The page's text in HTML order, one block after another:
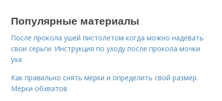
Популярные материалы
После прокола ушей пистолетом когда можно надевать
свои серьги. Инструкция по уходу после прокола мочки
уха
Как правильно снять мерки и определить свой размер.
Мерки обхватов